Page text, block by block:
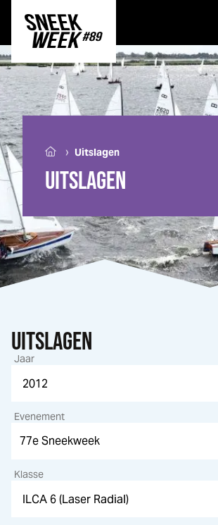
UITSLAGEN
› Uitslagen
UITSLAGEN
Jaar
Evenement
Klasse